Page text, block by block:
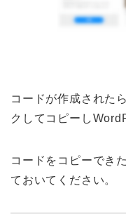
コードが作成された
クしてコピーし
コードをコピーでき
ておいてください。